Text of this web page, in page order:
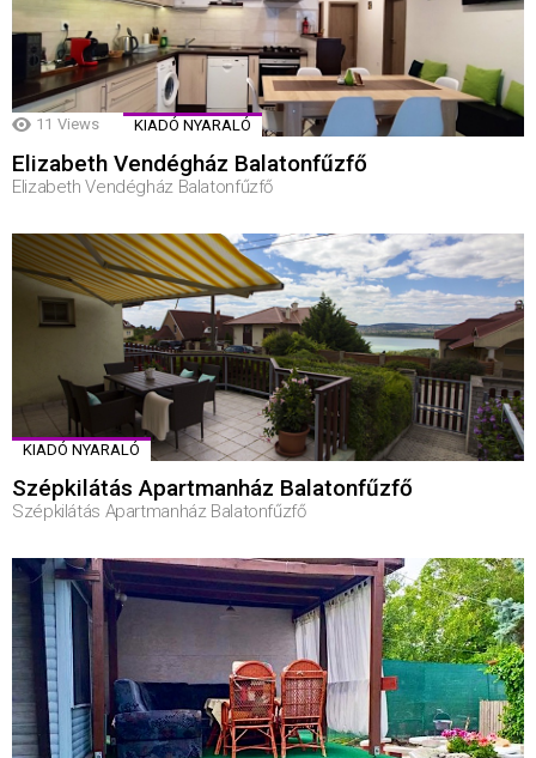
11 Views KIADÓ NYARALÓ
Elizabeth Vendégház Balatonfűzfő
Elizabeth Vendégház Balatonfűzfő
KIADÓ NYARALÓ
Szépkilátás Apartmanház Balatonfűzfő
Szépkilátás Apartmanház Balatonfűzfő